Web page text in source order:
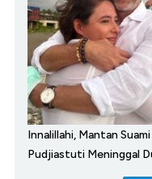
Innalillahi, Mantan Suami
Pudjiastuti Meninggal